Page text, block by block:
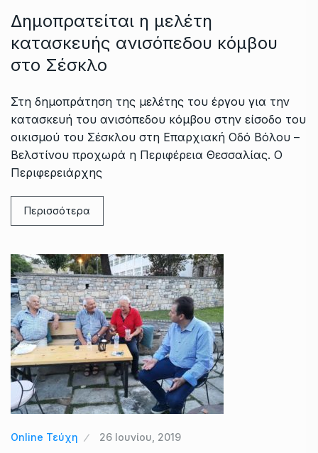
Δημοπρατείται η μελέτη
κατασκευής ανισόπεδου κόμβου
στο Σέσκλο
Στη δημοπράτηση της μελέτης του έργου για την
κατασκευή του ανισόπεδου κόμβου στην είσοδο του
οικισμού του Σέσκλου στη Επαρχιακή Οδό Βόλου –
Βελστίνου προχωρά η Περιφέρεια Θεσσαλίας. Ο
Περιφερειάρχης
Περισσότερα
Online Τεύχη 26 Ιουνίου, 2019